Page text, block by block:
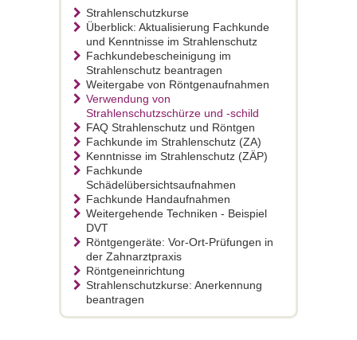
Strahlenschutzkurse
Überblick: Aktualisierung Fachkunde
und Kenntnisse im Strahlenschutz
Fachkundebescheinigung im
Strahlenschutz beantragen
Weitergabe von Röntgenaufnahmen
Verwendung von
Strahlenschutzschürze und -schild
FAQ Strahlenschutz und Röntgen
Fachkunde im Strahlenschutz (ZA)
Kenntnisse im Strahlenschutz (ZÄP)
Fachkunde
Schädelübersichtsaufnahmen
Fachkunde Handaufnahmen
Weitergehende Techniken - Beispiel
DVT
Röntgengeräte: Vor-Ort-Prüfungen in
der Zahnarztpraxis
Röntgeneinrichtung
Strahlenschutzkurse: Anerkennung
beantragen